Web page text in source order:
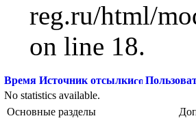
reg.ru/html/
on line 18.
Время Источник отсылки
No statistics available.
Основные разделы